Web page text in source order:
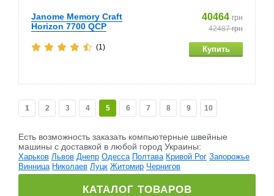
Janome Memory Craft
Horizon 7700 QCP
40464 грн
42487грн
(1)
1 2 3 4 5 6 7 8 9 10
Есть возможность заказать компьютерные швейные
машины c доставкой в любой город Украины:
Харьков Львов Днепр Одесса Полтава Кривой Рог Запорожье
Винница Николаев Луцк Житомир Чернигов
КАТАЛОГ ТОВАРОВ